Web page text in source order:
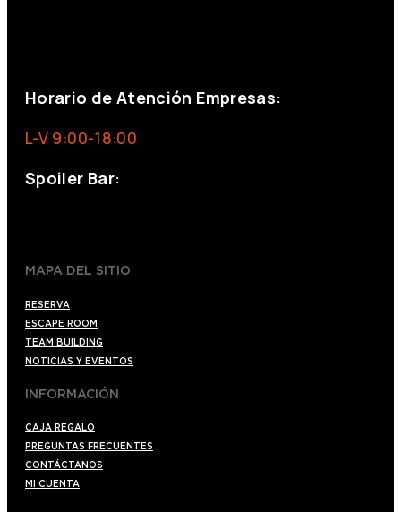
Horario de Atención Empresas:
L-V 9:00-18:00
Spoiler Bar:
MAPA DEL SITIO
RESERVA
ESCAPE ROOM
TEAM BUILDING
NOTICIAS Y EVENTOS
INFORMACIÓN
CAJA REGALO
PREGUNTAS FRECUENTES
CONTÁCTANOS
MI CUENTA